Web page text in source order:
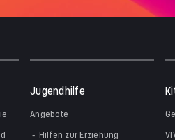
Jugendhilfe
Angebote
Hilfen zur Erziehung